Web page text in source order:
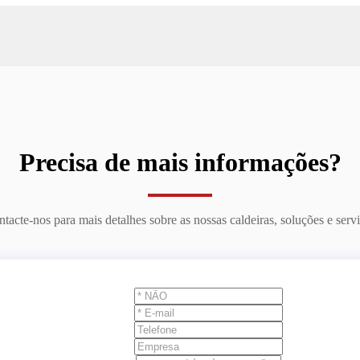
Precisa de mais informações?
nos para mais detalhes sobre as nossas caldeiras, soluções e